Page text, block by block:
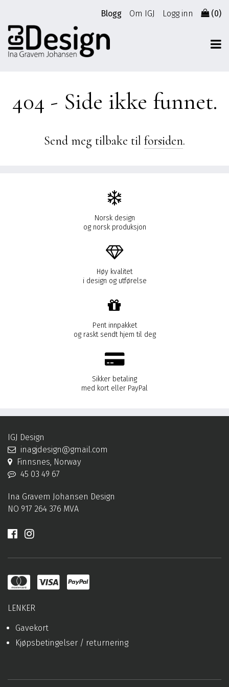
innhold
Blogg Om IGJ Logg inn (0)
404 - Side ikke funnet.
Send meg tilbake til forsiden.
Norsk design
og norsk produksjon
Høy kvalitet
i design og utførelse
Pent innpakket
og raskt sendt hjem til deg
Sikker betaling
med kort eller PayPal
IGJ Design
inagjdesign@gmail.com
Finnsnes, Norway
45 03 49 67
Ina Gravem Johansen Design
NO 917 264 376 MVA
LENKER
Gavekort
Kjøpsbetingelser / returnering